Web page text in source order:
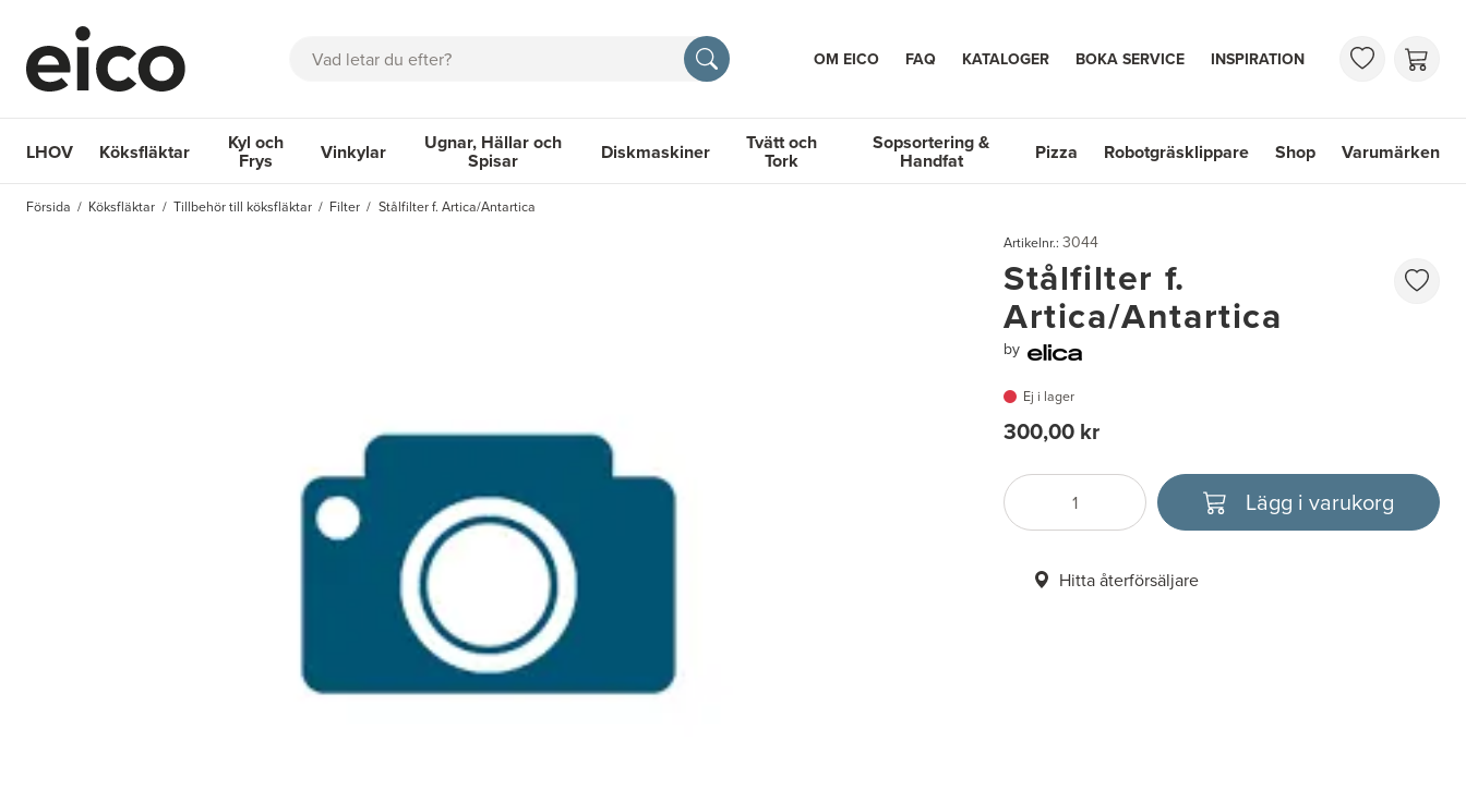
Sök OM EICO FAQ KATALOGER BOKA SERVICE INSPIRATION
LHOV Köksfläktar
Köksfläktar
Kyl och
Frys
Kyl och Frys
Vinkylar
Vinkylar
Ugnar, Hällar och
Spisar
Ugnar, Hällar och Spisar
Diskmaskiner Tvätt och
Tork
Sopsortering &
Handfat Pizza Robotgräsklippare Shop Varumärken
Försida Köksfläktar Tillbehör till köksfläktar Filter Stålfilter f. Artica/Antartica
Artikelnr.: 3044
Stålfilter f.
Artica/Antartica
by
Ej i lager
300,00 kr
Antal
Välj enhet Lägg i varukorg
Hitta återförsäljare